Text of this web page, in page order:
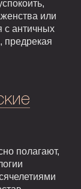
или
с античных
предрекая
полагают,